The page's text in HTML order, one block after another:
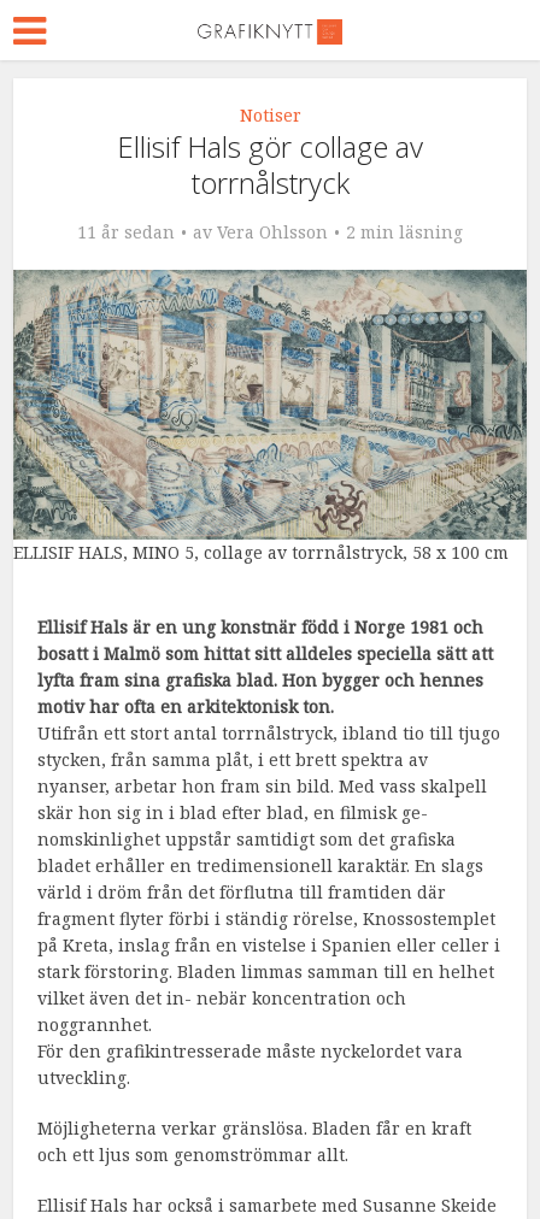
Notiser
Ellisif Hals gör collage av
torrnålstryck
11 år sedan av Vera Ohlsson 2 min läsning
ELLISIF HALS, MINO 5, collage av torrnålstryck, 58 x 100 cm
Ellisif Hals är en ung konstnär född i Norge 1981 och
bosatt i Malmö som hittat sitt alldeles speciella sätt att
lyfta fram sina grafiska blad. Hon bygger och hennes
motiv har ofta en arkitektonisk ton.
Utifrån ett stort antal torrnålstryck, ibland tio till tjugo
stycken, från samma plåt, i ett brett spektra av
nyanser, arbetar hon fram sin bild. Med vass skalpell
skär hon sig in i blad efter blad, en filmisk ge-
nomskinlighet uppstår samtidigt som det grafiska
bladet erhåller en tredimensionell karaktär. En slags
värld i dröm från det förflutna till framtiden där
fragment flyter förbi i ständig rörelse, Knossostemplet
på Kreta, inslag från en vistelse i Spanien eller celler i
stark förstoring. Bladen limmas samman till en helhet
vilket även det in- nebär koncentration och
noggrannhet.
För den grafikintresserade måste nyckelordet vara
utveckling.
Möjligheterna verkar gränslösa. Bladen får en kraft
och ett ljus som genomströmmar allt.
Ellisif Hals har också i samarbete med Susanne Skeide